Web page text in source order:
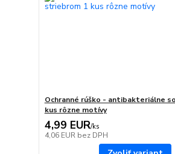
Ochranné rúško - antibakteriálne
kus rôzne motívy
4,99 EUR/ks
4,06 EUR bez DPH